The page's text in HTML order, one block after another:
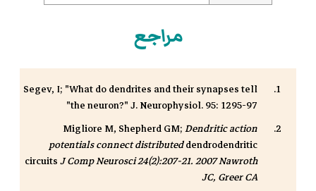
مراجع
Segev, I; "What do dendrites and their synapses tell
the neuron?" J. Neurophysiol. 95: 1295-97"
Migliore M, Shepherd GM;Dendritic action
potentials connect distributeddendrodendritic
circuitsJ Comp Neurosci 24(2):207-21. 2007 Nawroth
JC, Greer CA